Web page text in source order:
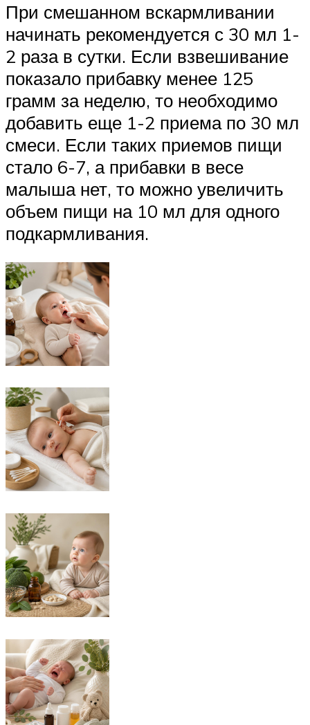
При смешанном вскармливании
начинать рекомендуется с 30 мл 1-
2 раза в сутки. Если взвешивание
показало прибавку менее 125
грамм за неделю, то необходимо
добавить еще 1-2 приема по 30 мл
смеси. Если таких приемов пищи
стало 6-7, а прибавки в весе
малыша нет, то можно увеличить
объем пищи на 10 мл для одного
подкармливания.